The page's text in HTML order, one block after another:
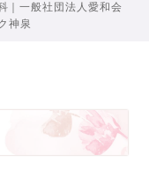
｜一般社団法人愛和会
神泉